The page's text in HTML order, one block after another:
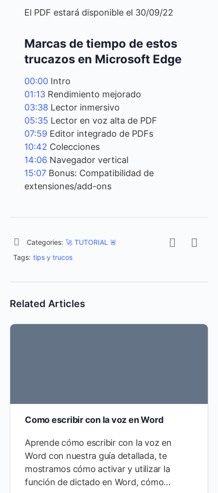
El PDF estará disponible el 30/09/22
Marcas de tiempo de estos
trucazos en Microsoft Edge
00:00 Intro
01:13 Rendimiento mejorado
03:38 Lector inmersivo
05:35 Lector en voz alta de PDF
07:59 Editor integrado de PDFs
10:42 Colecciones
14:06 Navegador vertical
15:07 Bonus: Compatibilidad de
extensiones/add-ons
Categories: 🚀 TUTORIAL 🚨
Tags: tips y trucos
Related Articles
Como escribir con la voz en Word
Aprende cómo escribir con la voz en
Word con nuestra guía detallada, te
mostramos cómo activar y utilizar la
función de dictado en Word, cómo…